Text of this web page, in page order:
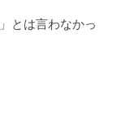
」とは言わなかっ